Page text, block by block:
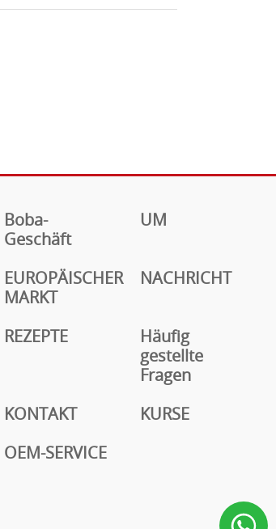
Boba-
Geschäft
UM
EUROPÄISCHER
MARKT
NACHRICHT
REZEPTE
Häufig
gestellte
Fragen
KONTAKT
KURSE
OEM-SERVICE